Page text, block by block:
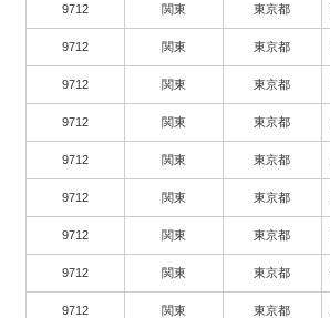
9712 関東 東京都
9712 関東 東京都
9712 関東 東京都
9712 関東 東京都
9712 関東 東京都
9712 関東 東京都
9712 関東 東京都
9712 関東 東京都
9712 関東 東京都